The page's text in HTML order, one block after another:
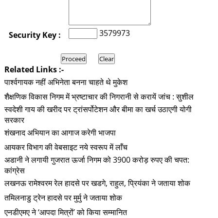
Security Key : 3579973
Related Links :-
पार्श्वगायक नहीं अभिनेता बनना चाहते थे मुकेश
शैक्षणिक विकास निगम में भ्रष्टाचार की निगरानी से करायें जांच : सुशील
स्वदेशी गाय की खरीद पर ट्रांसर्पोटेशन और बीमा का खर्च उठाएगी योगी
सरकार
शंखनाद अभियान का आगाज करेगी भाजपा
आयकर विभाग की वेबसाइट नये स्वरूप में लाँच
अडानी ने लगायी गुजरात ऊर्जा निगम को 3900 करोड़ रुपए की चपत:
कांग्रेस
लखनऊ रामेश्वरम रेल हादसे पर खडगे, राहुल, प्रियंका ने जताया शोक
तमिलनाडु ट्रेन हादसे पर मुर्मु ने जताया शोक
एनडीएमए ने ‘आपदा मित्रों’ को किया सम्मानित